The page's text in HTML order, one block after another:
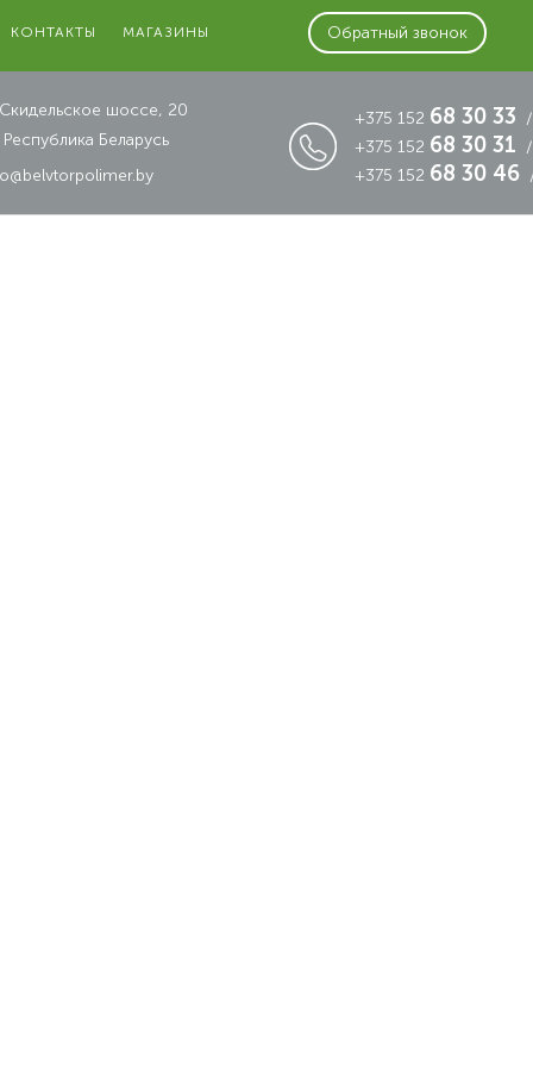
КОНТАКТЫ МАГАЗИНЫ Обратный звонок
шоссе, 20
Беларусь
+375 152 68 30 33
+375 152 68 30 31
+375 152 68 30 46